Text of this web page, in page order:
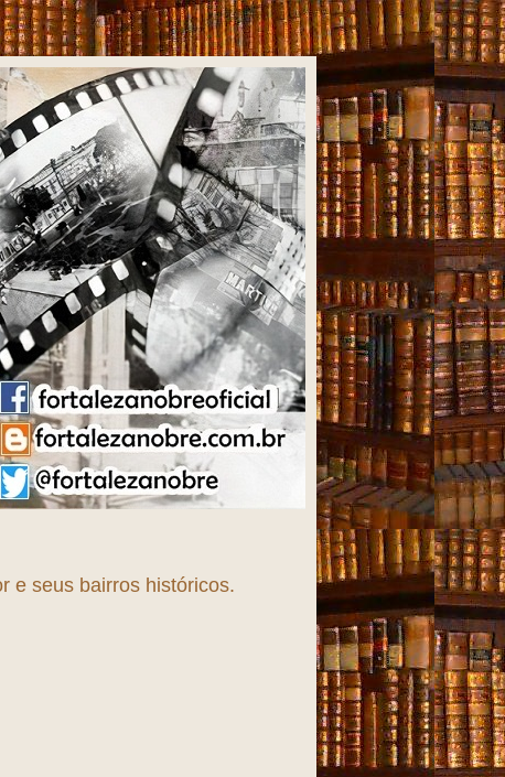
Fortaleza, uma cidade emTrA
e seus bairros históricos.